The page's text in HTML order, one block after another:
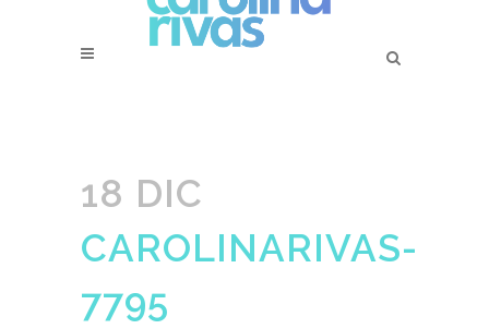
18 DIC
CAROLINARIVAS-
7795